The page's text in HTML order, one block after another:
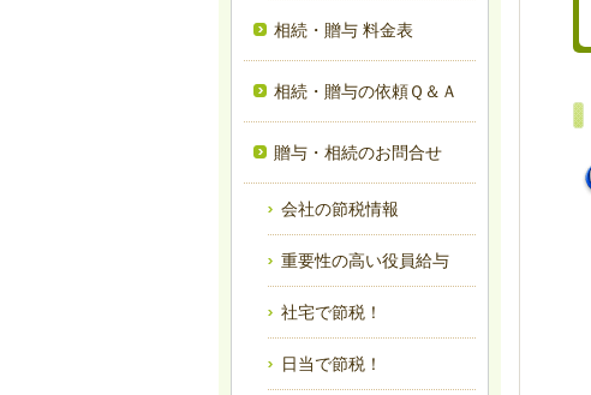
相続・贈与 料金表
相続・贈与の依頼Ｑ＆Ａ
贈与・相続のお問合せ
会社の節税情報
重要性の高い役員給与
社宅で節税！
日当で節税！